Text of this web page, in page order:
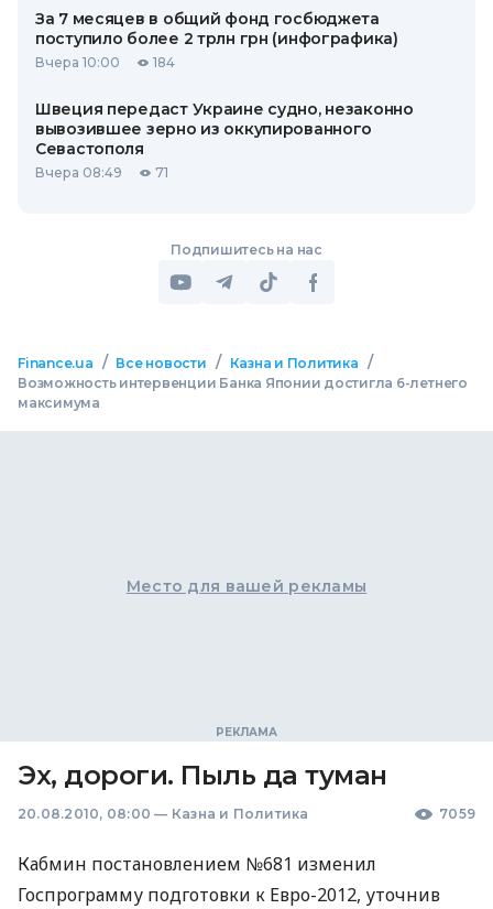
За 7 месяцев в общий фонд госбюджета
поступило более 2 трлн грн (инфографика)
Вчера 10:00 184
Швеция передаст Украине судно, незаконно
вывозившее зерно из оккупированного
Севастополя
Вчера 08:49 71
Подпишитесь на нас
Finance.ua / Все новости / Казна и Политика /
Возможность интервенции Банка Японии достигла 6-летнего
максимума
Место для вашей рекламы
Эх, дороги. Пыль да туман
20.08.2010, 08:00 — Казна и Политика 7059
Кабмин постановлением №681 изменил
Госпрограмму подготовки к Евро-2012, уточнив